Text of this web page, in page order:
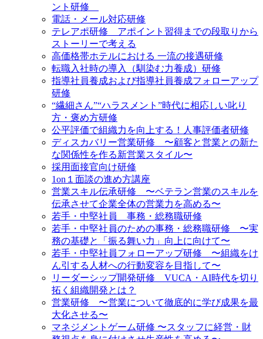
ント研修
電話・メール対応研修
テレアポ研修 アポイント習得までの段取りから
ストーリーで考える
高価格帯ホテルにおける 一流の接遇研修
転職入社時の導入（馴染む力養成）研修
指導社員養成および指導社員養成フォローアップ
研修
“繊細さん”“ハラスメント”時代に相応しい叱り
方・褒め方研修
公平評価で組織力を向上する！人事評価者研修
ディスカバリー営業研修 〜顧客と営業との新た
な関係性を作る新営業スタイル〜
採用面接官向け研修
1on１面談の進め方講座
営業スキル伝承研修 〜ベテラン営業のスキルを
伝承させて企業全体の営業力を高める〜
若手・中堅社員 事務・総務職研修
若手・中堅社員のための事務・総務職研修 〜実
務の基礎と「振る舞い力」向上に向けて〜
若手・中堅社員フォローアップ研修 〜組織をけ
ん引する人材への行動変容を目指して〜
リーダーシップ開発研修 VUCA・AI時代を切り
拓く組織開発とは？
営業研修 〜営業について徹底的に学び成果を最
大化させる〜
マネジメントゲーム研修 〜スタッフに経営・財